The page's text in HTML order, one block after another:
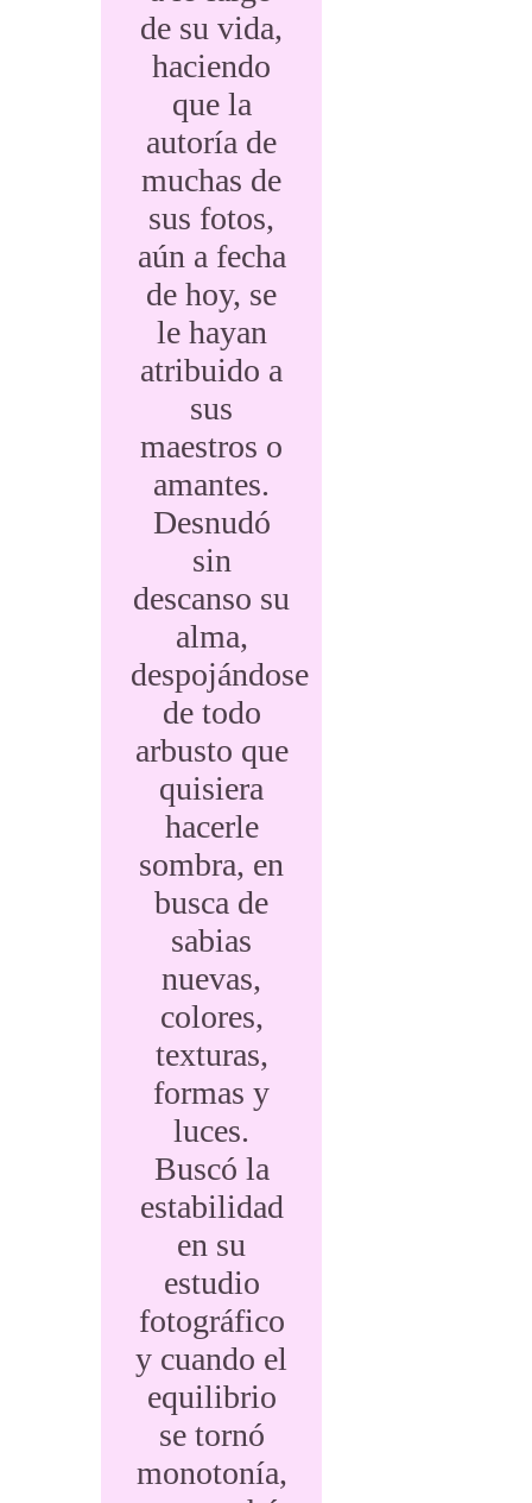
de su vida,
haciendo
que la
autoría de
muchas de
sus fotos,
aún a fecha
de hoy, se
le hayan
atribuido a
sus
maestros o
amantes.
Desnudó
sin
descanso su
alma,
despojándose
de todo
arbusto que
quisiera
hacerle
sombra, en
busca de
sabias
nuevas,
colores,
texturas,
formas y
luces.
Buscó la
estabilidad
en su
estudio
fotográfico
y cuando el
equilibrio
se tornó
monotonía,